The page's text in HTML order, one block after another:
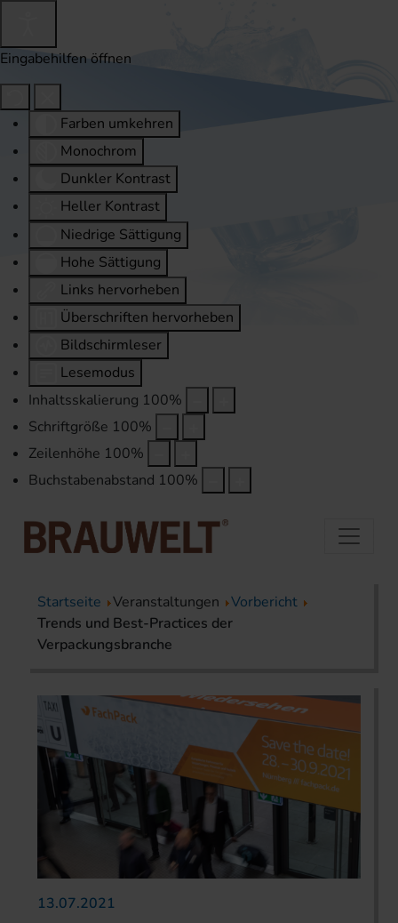
Eingabehilfen öffnen
Farben umkehren
Monochrom
Dunkler Kontrast
Heller Kontrast
Niedrige Sättigung
Hohe Sättigung
Links hervorheben
Überschriften hervorheben
Bildschirmleser
Lesemodus
Inhaltsskalierung 100%
Schriftgröße 100%
Zeilenhöhe 100%
Buchstabenabstand 100%
Startseite Veranstaltungen
Vorbericht
Trends und Best-Practices der
Verpackungsbranche
13.07.2021